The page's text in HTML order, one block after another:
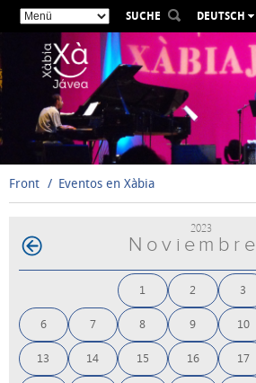
SUCHE
DEUTSCH
ESPAÑOL
VALENCIÀ
FRANÇAIS
РУССКИЙ
Front Eventos en Xàbia
2023
Noviembre
1 2 3
6 7 8 9 10
13 14 15 16 17